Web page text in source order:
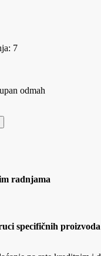
7
odmah
radnjama
specifičnih proizvoda